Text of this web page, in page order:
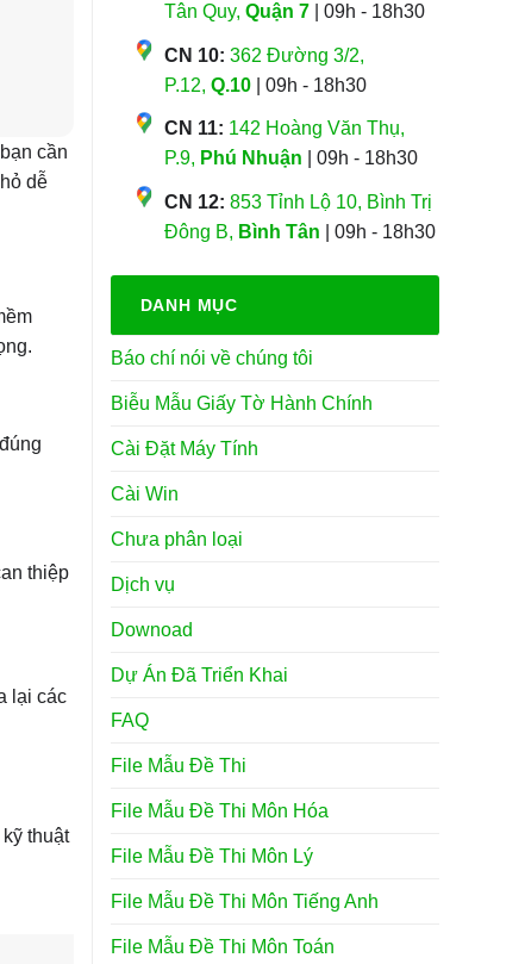
cần
dễ
thiệp
lại các
thuật
Tân Quy, Quận 7| 09h - 18h30
CN 10: 362 Đường 3/2,
P.12, Q.10| 09h - 18h30
CN 11: 142 Hoàng Văn Thụ,
P.9, Phú Nhuận | 09h - 18h30
CN 12: 853 Tỉnh Lộ 10, Bình Trị
Đông B, Bình Tân | 09h - 18h30
DANH MỤC
Báo chí nói về chúng tôi
Biễu Mẫu Giấy Tờ Hành Chính
Cài Đặt Máy Tính
Cài Win
Chưa phân loại
Dịch vụ
Downoad
Dự Án Đã Triển Khai
FAQ
File Mẫu Đề Thi
File Mẫu Đề Thi Môn Hóa
File Mẫu Đề Thi Môn Lý
File Mẫu Đề Thi Môn Tiếng Anh
File Mẫu Đề Thi Môn Toán